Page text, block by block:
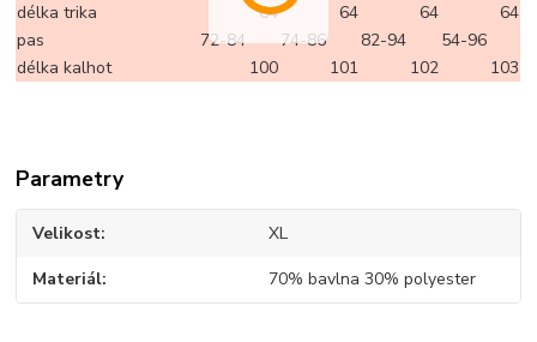
délka trika
64 64 64
64
pas
72-84 74-86 82-94
54-96
délka kalhot
100 101 102 103
Parametry
Velikost XL
Materiál 70% bavlna 30% polyester